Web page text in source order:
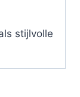
stijlvolle